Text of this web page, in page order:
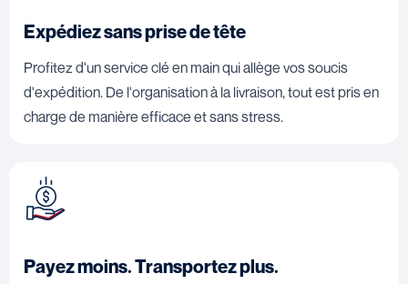
Expédiez sans prise de tête
Profitez d'un service clé en main qui allège vos soucis
d'expédition. De l'organisation à la livraison, tout est pris en
charge de manière efficace et sans stress.
Payez moins. Transportez plus.